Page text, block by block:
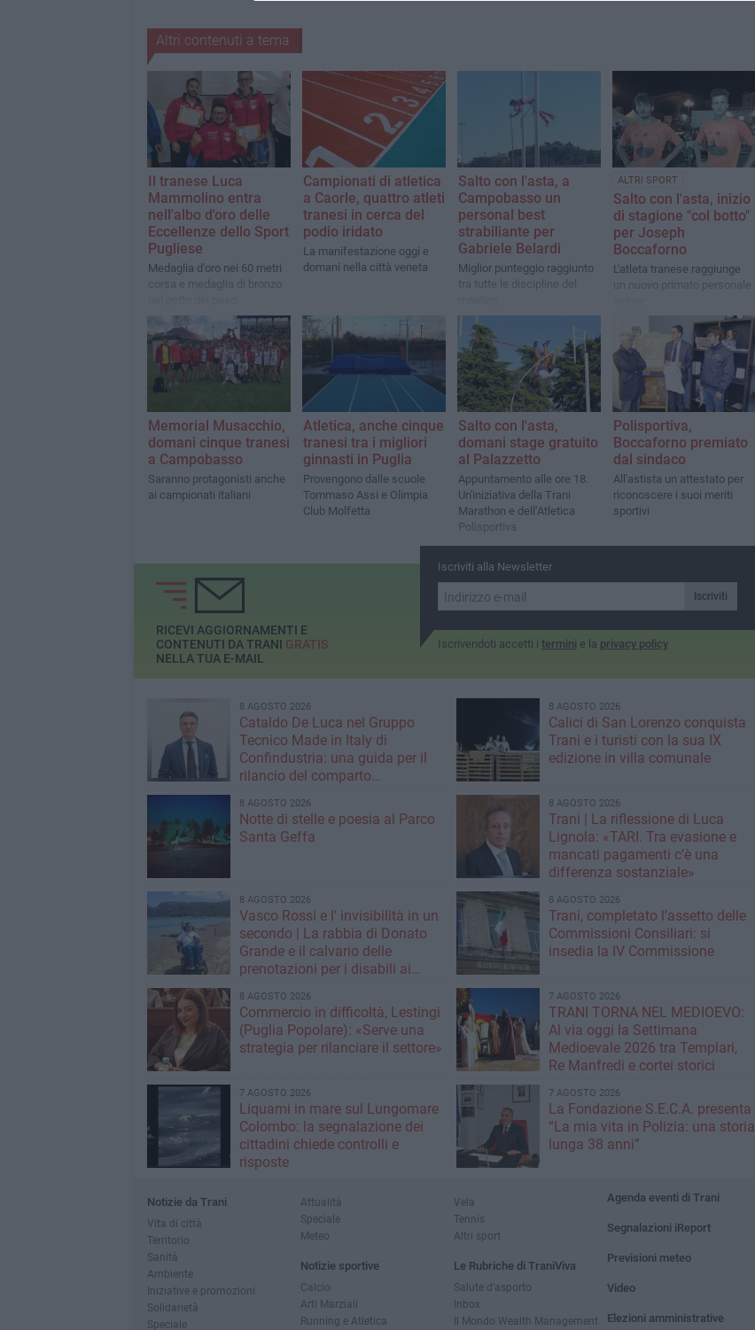
Altri contenuti a tema
Il tranese Luca
Mammolino entra
nell'albo d'oro delle
Eccellenze dello Sport
Pugliese
Medaglia d'oro nei 60 metri
corsa e medaglia di bronzo
Campionati di atletica
a Caorle, quattro atleti
tranesi in cerca del
podio iridato
La manifestazione oggi e
domani nella città veneta
Salto con l'asta, a
Campobasso un
personal best
strabiliante per
Gabriele Belardi
Miglior punteggio raggiunto
tra tutte le discipline del
ALTRI SPORT
Salto con l'asta, inizio
di stagione "col botto"
per Joseph
Boccaforno
L'atleta tranese raggiunge
un nuovo primato personale
Memorial Musacchio,
domani cinque tranesi
a Campobasso
Saranno protagonisti anche
ai campionati italiani
Atletica, anche cinque
tranesi tra i migliori
ginnasti in Puglia
Provengono dalle scuole
Tommaso Assi e Olimpia
Club Molfetta
Salto con l'asta,
domani stage gratuito
al Palazzetto
Appuntamento alle ore 18.
Un'iniziativa della Trani
Marathon e dell’Atletica
Polisportiva
Polisportiva,
Boccaforno premiato
dal sindaco
All'astista un attestato per
riconoscere i suoi meriti
sportivi
Iscriviti alla Newsletter
Iscriviti
Iscrivendoti accetti i termini e la privacy policy
RICEVI AGGIORNAMENTI E
CONTENUTI DA TRANI GRATIS
NELLA TUA E-MAIL
8 AGOSTO 2026
Cataldo De Luca nel Gruppo
Tecnico Made in Italy di
Confindustria: una guida per il
rilancio del comparto
8 AGOSTO 2026
Calici di San Lorenzo conquista
Trani e i turisti con la sua IX
edizione in villa comunale
8 AGOSTO 2026
Notte di stelle e poesia al Parco
Santa Geffa
8 AGOSTO 2026
Trani | La riflessione di Luca
Lignola: «TARI. Tra evasione e
mancati pagamenti c’è una
differenza sostanziale»
8 AGOSTO 2026
Vasco Rossi e l' invisibilità in un
secondo | La rabbia di Donato
Grande e il calvario delle
prenotazioni per i disabili ai
8 AGOSTO 2026
Trani, completato l’assetto delle
Commissioni Consiliari: si
insedia la IV Commissione
8 AGOSTO 2026
Commercio in difficoltà, Lestingi
(Puglia Popolare): «Serve una
strategia per rilanciare il settore»
7 AGOSTO 2026
TRANI TORNA NEL MEDIOEVO:
Al via oggi la Settimana
Medioevale 2026 tra Templari,
Re Manfredi e cortei storici
7 AGOSTO 2026
Liquami in mare sul Lungomare
Colombo: la segnalazione dei
cittadini chiede controlli e
risposte
7 AGOSTO 2026
La Fondazione S.E.C.A. presenta
“La mia vita in Polizia: una storia
lunga 38 anni”
Notizie da Trani
Vita di città
Territorio
Sanità
Ambiente
Iniziative e promozioni
Solidarietà
Speciale
Attualità
Speciale
Meteo
Notizie sportive
Calcio
Arti Marziali
Running e Atletica
Vela
Tennis
Altri sport
Le Rubriche di TraniViva
Salute d’asporto
Inbox
Il Mondo Wealth Management
Agenda eventi di Trani
Segnalazioni iReport
Previsioni meteo
Video
Elezioni amministrative